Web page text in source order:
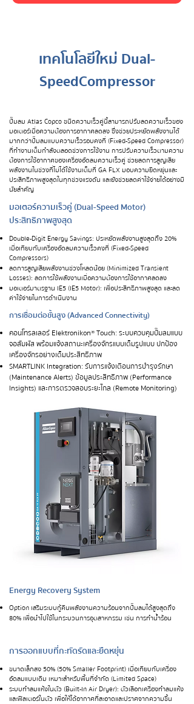
เทคโนโลยีใหม่ Dual-
SpeedCompressor
ปั๊มลม Atlas Copco ชนิดความเร็วคู่นี้สามารถปรับลดความเร็วของ
มอเตอร์เมื่อความต้องการอากาศลดลง ซึ่งช่วยประหยัดพลังงานได้
มากกว่าปั๊มลมแบบความเร็วรอบคงที่ (Fixed-Speed Compressor)
ที่ทำงานเต็มกำลังตลอดช่วงการใช้งาน การปรับความเร็วตามความ
ต้องการใช้อากาศของเครื่องอัดลมความเร็วคู่ ช่วยลดการสูญเสีย
พลังงานในช่วงที่ไม่ได้ใช้งานเต็มที่ GA FLX มอบความยืดหยุ่นและ
ประสิทธิภาพสูงสุดในทุกช่วงแรงดัน และยังช่วยลดค่าใช้จ่ายได้อย่างมี
นัยสำคัญ
มอเตอร์ความเร็วคู่ (Dual-Speed Motor)
ประสิทธิภาพสูงสุด
Double-Digit Energy Savings: ประหยัดพลังงานสูงสุดถึง 20%
เมื่อเทียบกับเครื่องอัดลมความเร็วคงที่ (Fixed-Speed
Compressors)
ลดการสูญเสียพลังงานช่วงโหลดน้อย (Minimized Transient
Losses): ลดการใช้พลังงานเมื่อความต้องการใช้อากาศลดลง
มอเตอร์มาตรฐาน IE5 (IE5 Motor): เพื่อประสิทธิภาพสูงสุด และลด
ค่าใช้จ่ายในการดำเนินงาน
การเชื่อมต่อขั้นสูง (Advanced Connectivity)
คอนโทรลเลอร์ Elektronikon® Touch: ระบบควบคุมปั๊มลมแบบ
จอสัมผัส พร้อมแจ้งสถานะเครื่องจักรแบบเต็มรูปแบบ ปกป้อง
เครื่องจักรอย่างเต็มประสิทธิภาพ
SMARTLINK Integration: รับการแจ้งเตือนการบำรุงรักษา
(Maintenance Alerts) ข้อมูลประสิทธิภาพ (Performance
Insights) และการตรวจสอบระยะไกล (Remote Monitoring)
Energy Recovery System
Option เสริมระบบกู้คืนพลังงานความร้อนจากปั๊มลมได้สูงสุดถึง
80% เพื่อนำไปใช้ในกระบวนการอุตสาหกรรม เช่น การทำน้ำร้อน
การออกแบบที่กะทัดรัดและยืดหยุ่น
ขนาดเล็กลง 50% (50% Smaller Footprint) เมื่อเทียบกับเครื่อง
อัดลมแบบเดิม เหมาะสำหรับพื้นที่จำกัด (Limited Space)
ระบบทำลมแห้งในตัว (Built-In Air Dryer): ตัวเลือกเครื่องทำลมแห้ง
และฟิลเตอร์ในตัว เพื่อให้ได้อากาศที่สะอาดและปราศจากความชื้น